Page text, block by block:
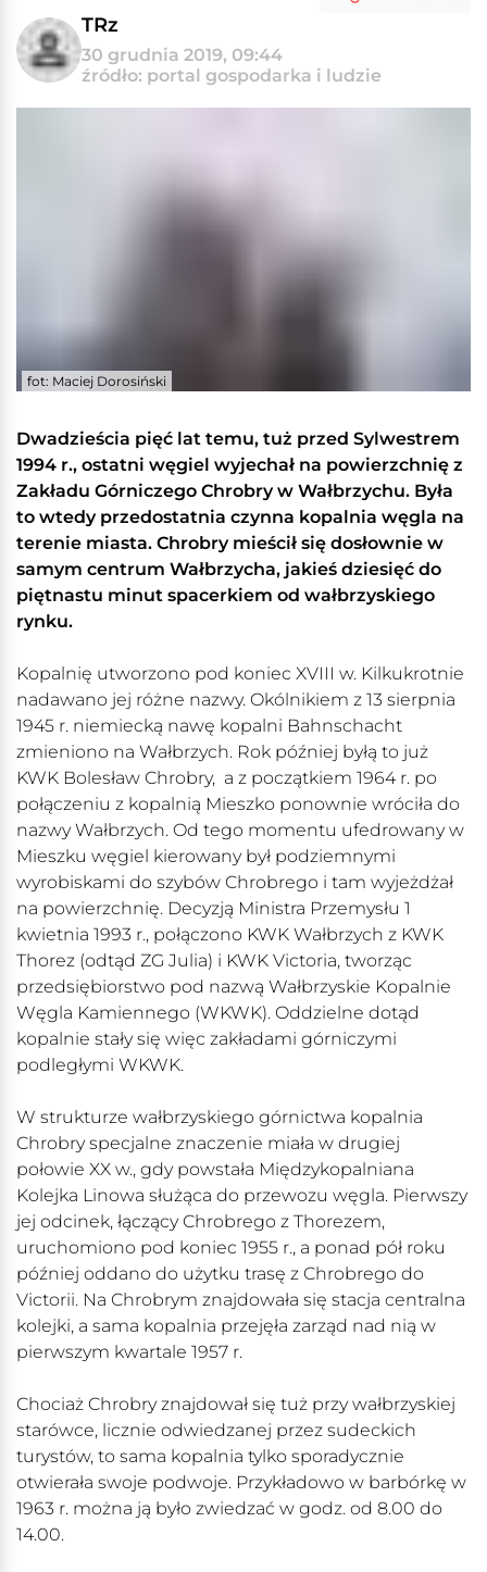
TRz
30 grudnia 2019, 09:44
źródło: portal gospodarka i ludzie
fot: Maciej Dorosiński
Dwadzieścia pięć lat temu, tuż przed Sylwestrem
1994 r., ostatni węgiel wyjechał na powierzchnię z
Zakładu Górniczego Chrobry w Wałbrzychu. Była
to wtedy przedostatnia czynna kopalnia węgla na
terenie miasta. Chrobry mieścił się dosłownie w
samym centrum Wałbrzycha, jakieś dziesięć do
piętnastu minut spacerkiem od wałbrzyskiego
rynku.
Kopalnię utworzono pod koniec XVIII w. Kilkukrotnie
nadawano jej różne nazwy. Okólnikiem z 13 sierpnia
1945 r. niemiecką nawę kopalni Bahnschacht
zmieniono na Wałbrzych. Rok później byłą to już
KWK Bolesław Chrobry, a z początkiem 1964 r. po
połączeniu z kopalnią Mieszko ponownie wróciła do
nazwy Wałbrzych. Od tego momentu ufedrowany w
Mieszku węgiel kierowany był podziemnymi
wyrobiskami do szybów Chrobrego i tam wyjeżdżał
na powierzchnię. Decyzją Ministra Przemysłu 1
kwietnia 1993 r., połączono KWK Wałbrzych z KWK
Thorez (odtąd ZG Julia) i KWK Victoria, tworząc
przedsiębiorstwo pod nazwą Wałbrzyskie Kopalnie
Węgla Kamiennego (WKWK). Oddzielne dotąd
kopalnie stały się więc zakładami górniczymi
podległymi WKWK.
W strukturze wałbrzyskiego górnictwa kopalnia
Chrobry specjalne znaczenie miała w drugiej
połowie XX w., gdy powstała Międzykopalniana
Kolejka Linowa służąca do przewozu węgla. Pierwszy
jej odcinek, łączący Chrobrego z Thorezem,
uruchomiono pod koniec 1955 r., a ponad pół roku
później oddano do użytku trasę z Chrobrego do
Victorii. Na Chrobrym znajdowała się stacja centralna
kolejki, a sama kopalnia przejęła zarząd nad nią w
pierwszym kwartale 1957 r.
Chociaż Chrobry znajdował się tuż przy wałbrzyskiej
starówce, licznie odwiedzanej przez sudeckich
turystów, to sama kopalnia tylko sporadycznie
otwierała swoje podwoje. Przykładowo w barbórkę w
1963 r. można ją było zwiedzać w godz. od 8.00 do
14.00.